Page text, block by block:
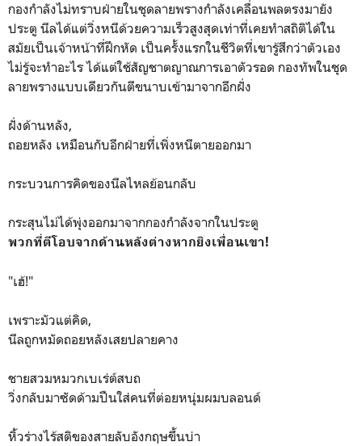
กองกำลังไม่ทราบฝ่ายในชุดลายพรางกำลังเคลื่อนพลตรงมายัง
ประตู นีลได้แต่วิ่งหนีด้วยความเร็วสูงสุดเท่าที่เคยทำสถิติได้ใน
สมัยเป็นเจ้าหน้าที่ฝึกหัด เป็นครั้งแรกในชีวิตที่เขารู้สึกว่าตัวเอง
ไม่รู้จะทำอะไร ได้แต่ใช้สัญชาตญาณการเอาตัวรอด กองทัพในชุด
ลายพรางแบบเดียวกันตีขนาบเข้ามาจากอีกฝั่ง
ฝั่งด้านหลัง,
ถอยหลัง เหมือนกับอีกฝ่ายที่เพิ่งหนีตายออกมา
กระบวนการคิดของนีลไหลย้อนกลับ
กระสุนไม่ได้พุ่งออกมาจากกองกำลังจากในประตู
พวกที่ตีโอบจากด้านหลังต่างหากยิงเพื่อนเขา!
"เฮ้!"
เพราะมัวแต่คิด,
นีลถูกหมัดถอยหลังเสยปลายคาง
ชายสวมหมวกเบเร่ต์สบถ
วิ่งกลับมาซัดด้ามปืนใส่คนที่ต่อยหนุ่มผมบลอนด์
หิ้วร่างไร้สติของสายลับอังกฤษขึ้นบ่า